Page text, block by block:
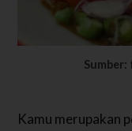
Kamu merupakan